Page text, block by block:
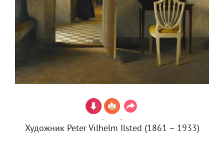
Художник Peter Vilhelm Ilsted (1861 – 1933)